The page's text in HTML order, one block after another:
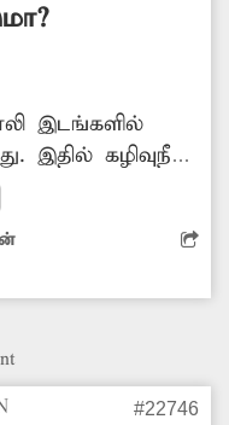
இடங்களில்
இதில் கழிவுநீர்
அகற்ற
#22746